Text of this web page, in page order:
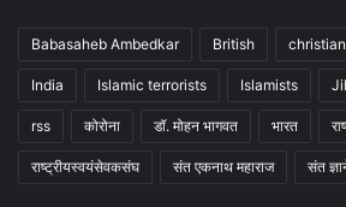
Babasaheb Ambedkar British
India Islamic terrorists Islamists
rss कोरोना डॉ. मोहन भागवत भारत
राष्ट्रीयस्वयंसेवकसंघ संत एकनाथ महाराज संत